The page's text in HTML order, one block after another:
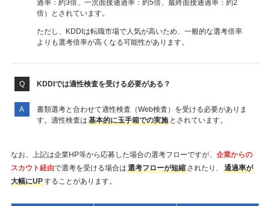
過率：約3倍、一次面接通過率：約5倍、最終面接通過率：約2
倍）とされています。
ただし、KDDIは転職市場で人気が高いため、一般的な選考倍率
よりも選考倍率が高くなる可能性があります。
KDDIでは適性検査を受ける必要がある？
書類選考と合わせて適性検査（Web検査）を受ける必要がありま
す。適性検査は 基本的に玉手箱での実施とされています。
なお、上記は企業HP等から応募した場合の選考フローですが、 企業からの
スカウト経由で選考を受ける場合は 選考フローが短縮されたり、
通過率が
大幅にUPすることがあります。